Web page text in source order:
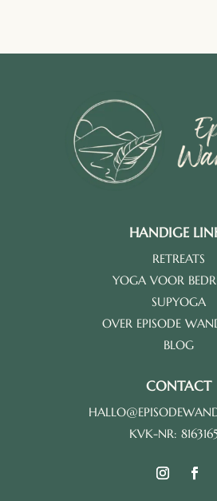
HANDIGE
RETREATS
YOGA VOOR
SUPYOGA
OVER EPISODE
BLOG
CONTACT
KVK-NR: